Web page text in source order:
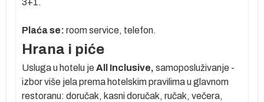
3+1.
Plaća se: room service, telefon.
Hrana i piće
Usluga u hotelu jeAll Inclusive, samoposluživanje -
izbor više jela prema hotelskim pravilima u glavnom
restoranu: doručak, kasni doručak, ručak, večera,